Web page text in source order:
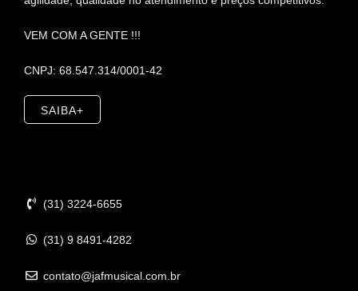
VEM COM A GENTE !!!
CNPJ: 68.547.314/0001-42
SAIBA+
(31) 3224-6655
(31) 9 8491-4282
contato@jafmusical.com.br